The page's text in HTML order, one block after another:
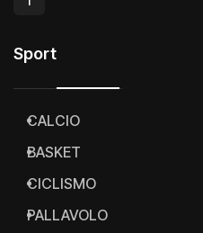
Sport
CALCIO
BASKET
CICLISMO
PALLAVOLO